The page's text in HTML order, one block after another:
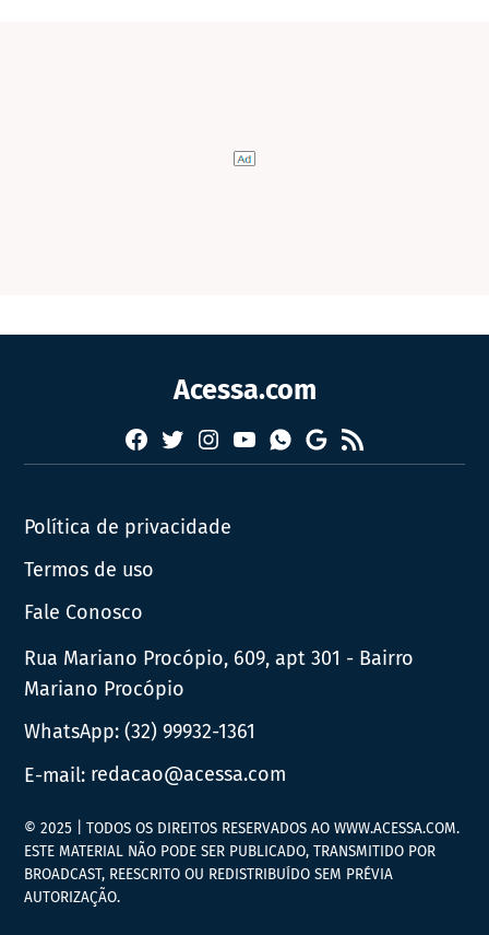
Acessa.com
Facebook
TwitterInstagram
YouTubeWhatsapp
Google
News
RSS
Política de privacidade
Termos de uso
Fale Conosco
Rua Mariano Procópio, 609, apt 301 - Bairro
Mariano Procópio
WhatsApp:(32) 99932-1361
E-mail: redacao@acessa.com
© 2025 | TODOS OS DIREITOS RESERVADOS AO WWW.ACESSA.COM.
ESTE MATERIAL NÃO PODE SER PUBLICADO, TRANSMITIDO POR
BROADCAST, REESCRITO OU REDISTRIBUÍDO SEM PRÉVIA
AUTORIZAÇÃO.